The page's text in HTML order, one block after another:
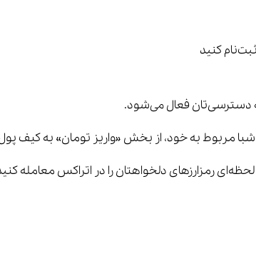
کنید
دسترسی‌تان فعال می‌شود.
مربوط به خود، از بخش «واریز تومان» به کیف پول
رمزارزهای دلخواهتان را در اتراکس